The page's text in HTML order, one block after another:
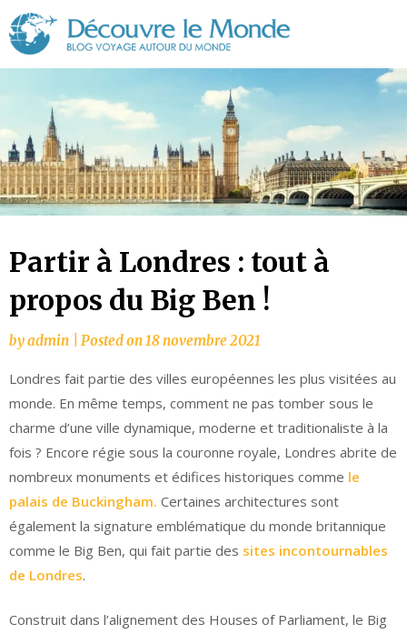
Monde
Partir à Londres : tout à
propos du Big Ben !
byadmin Posted on 18 novembre 2021
Londres fait partie des villes européennes les plus visitées au
monde. En même temps, comment ne pas tomber sous le
charme d’une ville dynamique, moderne et traditionaliste à la
fois ? Encore régie sous la couronne royale, Londres abrite de
nombreux monuments et édifices historiques comme le
palais de Buckingham. Certaines architectures sont
également la signature emblématique du monde britannique
comme le Big Ben, qui fait partie des sites incontournables
de Londres.
Construit dans l’alignement des Houses of Parliament, le Big